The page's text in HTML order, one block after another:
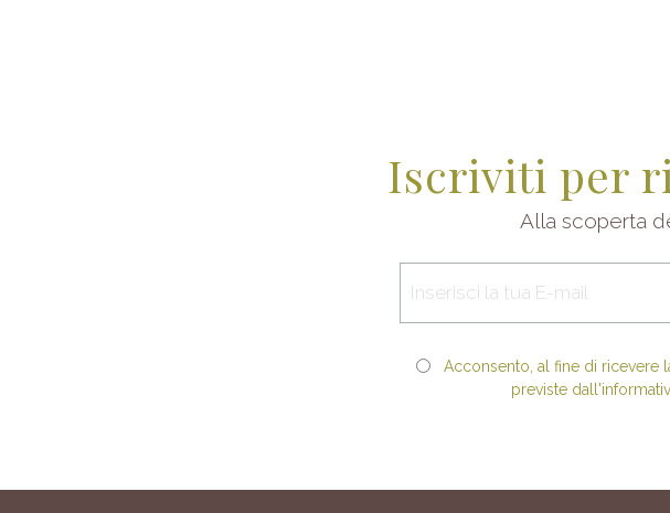
Iscriviti per
Alla scoperta
Acconsento, al fine di ricevere
previste